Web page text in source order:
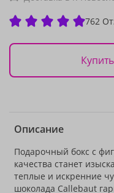
762
Описание
Подарочный бокс с
качества станет
теплые и искренние
шоколада Callebaut